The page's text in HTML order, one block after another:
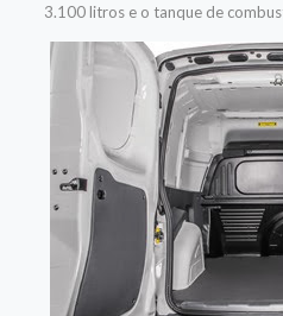
3.100 litros e o tanque de